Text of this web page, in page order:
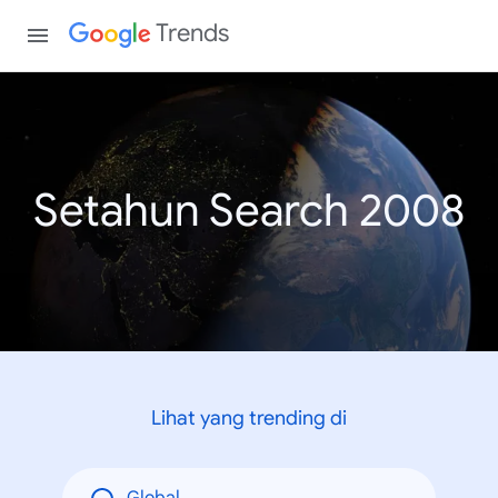
Trends
Setahun Search 2008
Lihat yang trending di